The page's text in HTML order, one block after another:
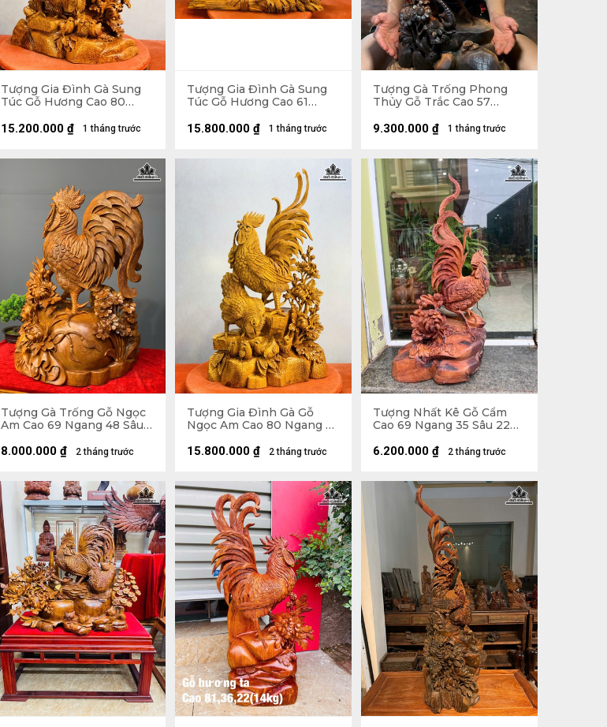
Tượng Gia Đình Gà Sung
Túc Gỗ Hương Cao 80
1 tháng trước
15.200.000 ₫
Tượng Gia Đình Gà Sung
Túc Gỗ Hương Cao 61
1 tháng trước
15.800.000 ₫
Tượng Gà Trống Phong
Thủy Gỗ Trắc Cao 57
1 tháng trước
9.300.000 ₫
Tượng Gà Trống Gỗ Ngọc
Am Cao 69 Ngang 48 Sâu
2 tháng trước
8.000.000 ₫
Tượng Gia Đình Gà Gỗ
Ngọc Am Cao 80 Ngang 41
2 tháng trước
15.800.000 ₫
Tượng Nhất Kê Gỗ Cẩm
Cao 69 Ngang 35 Sâu 22
2 tháng trước
6.200.000 ₫